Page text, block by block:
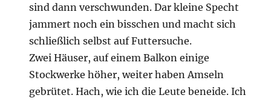
sind dann verschwunden. Dar kleine Specht
jammert noch ein bisschen und macht sich
schließlich selbst auf Futtersuche.
Zwei Häuser, auf einem Balkon einige
Stockwerke höher, weiter haben Amseln
gebrütet. Hach, wie ich die Leute beneide. Ich